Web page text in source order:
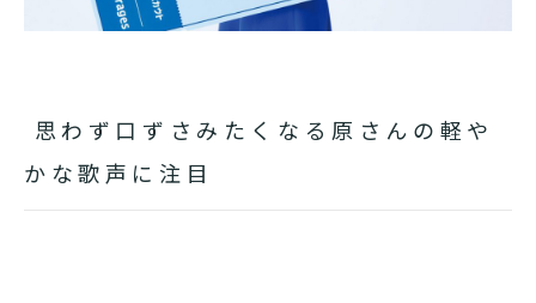
思わず口ずさみたくなる原さんの軽や
かな歌声に注目